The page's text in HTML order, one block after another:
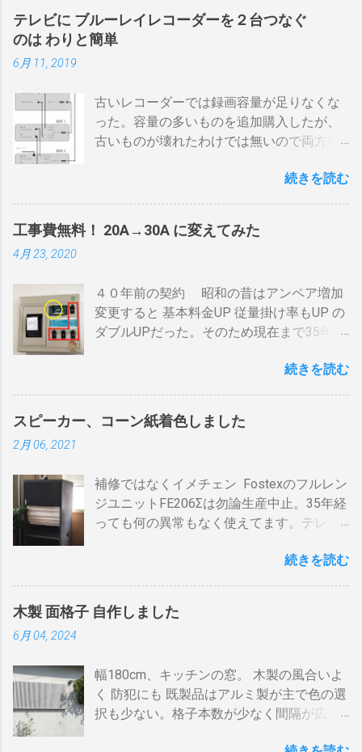
ドラムだから熱伝導に時間がかかる） 多少
の蓄熱効果はある チャフが飛び散らない 焙
煎中、外気温や風による温度変化は殆どな
げても即座に反応しない ガスコンロでは熱
量に限界があり１ハゼ８分以内でなら200g
前後が限界。 300g以上はガスコンロの強火
煎は無理。 外側ドラム→空気層→内側ドラ
ムの順で熱が伝わるので、温度変化には時
間がかかります。それを予測したうえでの
煎りあがりのタイミングを考慮しなくては
火傷や洋服の焦げにも注意が必要です。 2
重ドラムで通気性が殆ど無い とうこと。熱
し難く冷めにくいのが特徴。 ２．パンチン
早い話が「 回転式炙り焼き 」です。熱は素
通りで蓄熱は不可。ガスコンロの炎がその
まま反映します。中火で200gなら6分程度
勿論焦げます。放置すれば燃えます。風に
よる炎の揺れや、ドラムに風が入るとすぐ
温度が下がります。 メリット 火力に対する
反応が早い。（蓄熱はゼロ） 二重ドラムに
比べて短時間で焙煎できる チャフがドラム
の中に溜まらない デメリット ザルのように
素通し。熱気が溜まらない。 温度計は上昇
か下降か一定かの傾向判断としてなら使え
周囲に散らばる 豆の温度と通過する熱気の
温度はイコールではない。風が吹いたら火
力が変わる。豆の温度を測る手段がない。
回転数の安定が必要（困難）。これは一番
テレビに ブルーレイレコーダーを２台つなぐ
のは わりと簡単
6月 11, 2019
古いレコーダーでは録画容量が足りなくな
った。容量の多いものを追加購入したが、
古いものが壊れたわけでは無いので両方使
利用する） アンテナ→BDR２→BDR１→テ
「 BDR 」と略します。 アンテナ信号は、
それぞれのアンテナ入力から出力へと繰り
るとアンテナ信号が弱まりアンテナ利得が
落ち、増幅器が必要になるでしょう。 壁の
アンテナ端子から「地上波」と「 BS 」に
波の接続（アンテナケーブル２本必要）※
１ 地上波のアンテナケーブルをBDR２の
「地上波アンテナ入力」端子へ接続 BDR２
の地上波の「テレビへ（出力）」端子と
（出力）」端子とテレビの「地上デジタ
ル」端子をアンテナケーブルで接続しま
す。 BSの接続（アンテナケーブル２本必
「BSアンテナ入力」端子へ接続 BDR２の
BSの「テレビへ（出力）」端子とBDR１の
「BSアンテナ入力」端子をアンテナケーブ
をアンテナケーブルで接続します。 ※１.
BDRを一台追加するだけなら、ケーブルも
２本追加でOKです。 HDMIケーブルの接続
（HDMIケーブル２本必要）※2 BDRの
「HDMI出力」端子とテレビの「HDMI入
続きを読む
工事費無料！ 20A→30A に変えてみた
4月 23, 2020
４０年前の契約 昭和の昔はアンペア増加
変更すると 基本料金UP 従量掛け率もUP の
ダブルUPだった。そのため現在まで35年
力のHPで容量シュミレーションで我が家の
気毛布２、エアコン、FFクリーンヒータ
ー・電気ストーブ、ドライヤー、照明15、
２・トースター、炊飯器・・・・。 を合計
してみると 「70アンペア必要」 と表示され
た。７０アンペアは高額になりそうで流石
ーカー、赤色が安全ブレーカー。安全ブレ
ーカーはすべて20Aとあります。 そこで一
工夫。まず、各安全ブレーカーを切ってみ
て、どのコンセントに繋がっているか確認
わない 一つの安全ブレーカーで２０
A（2kw）以上にならないように振り分けま
す。消費量の多い、電子レンジ、ドライヤ
続きを読む
スピーカー、コーン紙着色しました
2月 06, 2021
補修ではなくイメチェン Fostexのフルレン
ジユニットFE206Σは勿論生産中止。35年経
っても何の異常もなく使えてます。テレビ
で使ってます。リタイヤしてからは音量を
た。 オーディオとして聞く時は保護のグリ
ルネットを外して聞きます。（外したほう
ージャーにはコーン紙の色が合わない。暗
い・・・。 そこでコーン紙を白くしたらど
うだろうと、 MacアプリのPixelmetor でシ
続きを読む
木製 面格子 自作しました
6月 04, 2024
幅180cm、キッチンの窓。 木製の風合いよ
く 防犯にも 既製品はアルミ製が主で色の選
択も少ない。格子本数が少なく間隔が広す